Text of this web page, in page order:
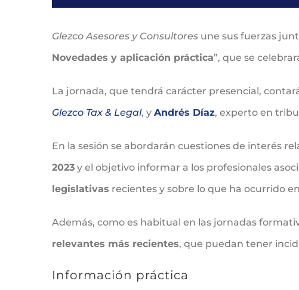
Glezco Asesores y Consultores une sus fuerzas
Novedades y aplicación práctica”, que se
La jornada, que tendrá carácter presencial,
Glezco Tax & Legal, y Andrés Díaz, experto en
En la sesión se abordarán cuestiones de interés
2023 y el objetivo informar a los profesionales
legislativas recientes y sobre lo que ha ocurrido en
Además, como es habitual en las jornadas
relevantes más recientes, que puedan tener
Información práctica